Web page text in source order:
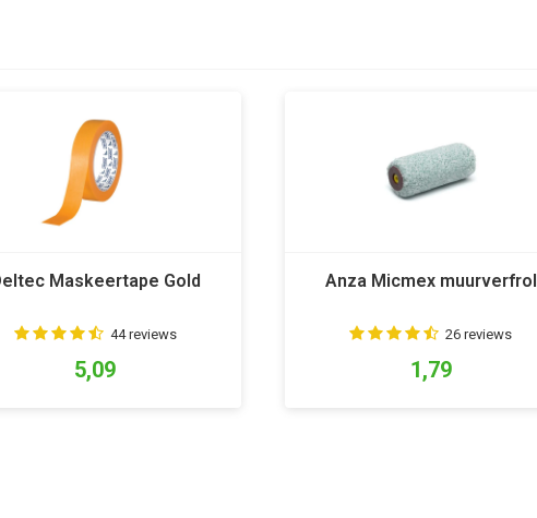
Maskeertape Gold
44 reviews
5,09
Anza Micmex muurverfrol
26 reviews
1,79